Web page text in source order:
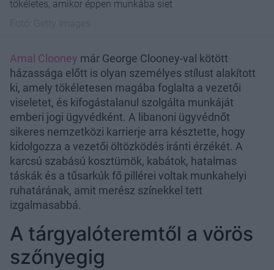
tökéletes, amikor éppen munkába siet
Amal Clooney már George Clooney-val kötött
házassága előtt is olyan személyes stílust alakított
ki, amely tökéletesen magába foglalta a vezetői
viseletet, és kifogástalanul szolgálta munkáját
emberi jogi ügyvédként. A libanoni ügyvédnőt
sikeres nemzetközi karrierje arra késztette, hogy
kidolgozza a vezetői öltözködés iránti érzékét. A
karcsú szabású kosztümök, kabátok, hatalmas
táskák és a tűsarkúk fő pillérei voltak munkahelyi
ruhatárának, amit merész színekkel tett
izgalmasabbá.
A tárgyalóteremtől a vörös
szőnyegig